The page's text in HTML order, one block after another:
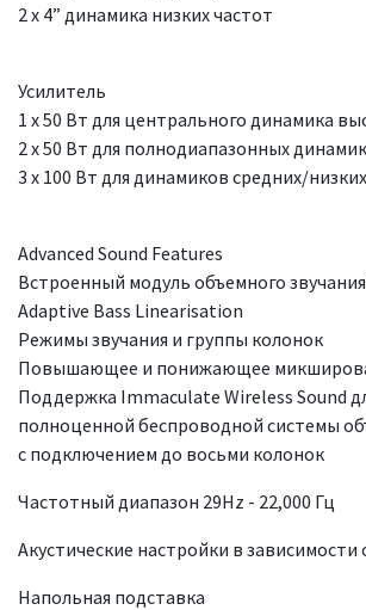
2 x 4” динамика низких частот
Усилитель
1 x 50 Вт для центрального динамика
2 x 50 Вт для полнодиапазонных
3 x 100 Вт для динамиков средних/
Advanced Sound Features
Встроенный модуль объемного звучания
Adaptive Bass Linearisation
Режимы звучания и группы колонок
Повышающее и понижающее
Поддержка Immaculate Wireless Sound
полноценной беспроводной системы
с подключением до восьми колонок
Частотный диапазон 29Hz - 22,000 Гц
Акустические настройки в
Напольная подставка